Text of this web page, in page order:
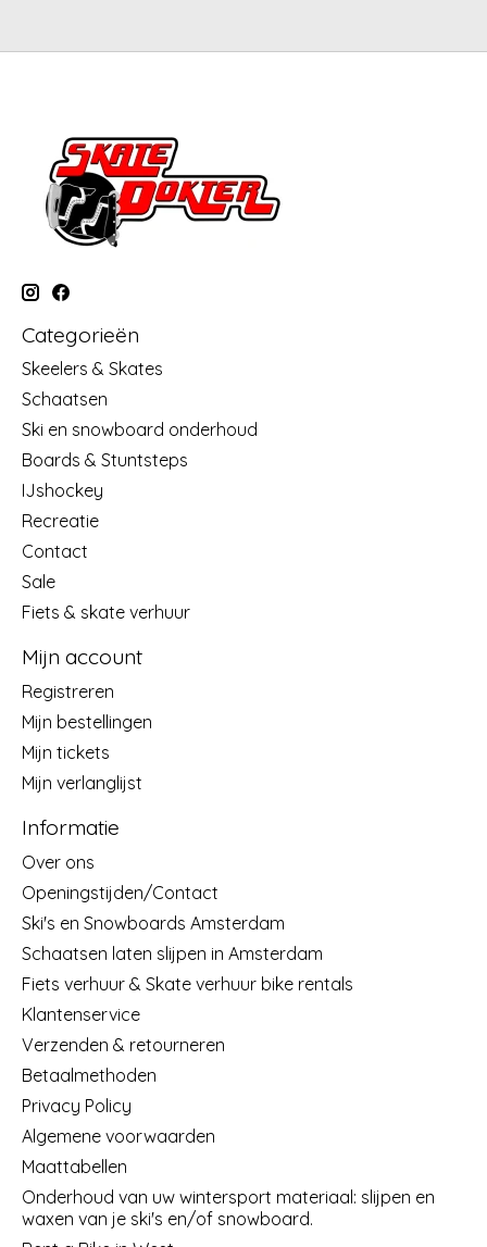
Categorieën
Skeelers & Skates
Schaatsen
Ski en snowboard onderhoud
Boards & Stuntsteps
IJshockey
Recreatie
Contact
Sale
Fiets & skate verhuur
Mijn account
Registreren
Mijn bestellingen
Mijn tickets
Mijn verlanglijst
Informatie
Over ons
Openingstijden/Contact
Ski's en Snowboards Amsterdam
Schaatsen laten slijpen in Amsterdam
Fiets verhuur & Skate verhuur bike rentals
Klantenservice
Verzenden & retourneren
Betaalmethoden
Privacy Policy
Algemene voorwaarden
Maattabellen
Onderhoud van uw wintersport materiaal: slijpen en
waxen van je ski's en/of snowboard.